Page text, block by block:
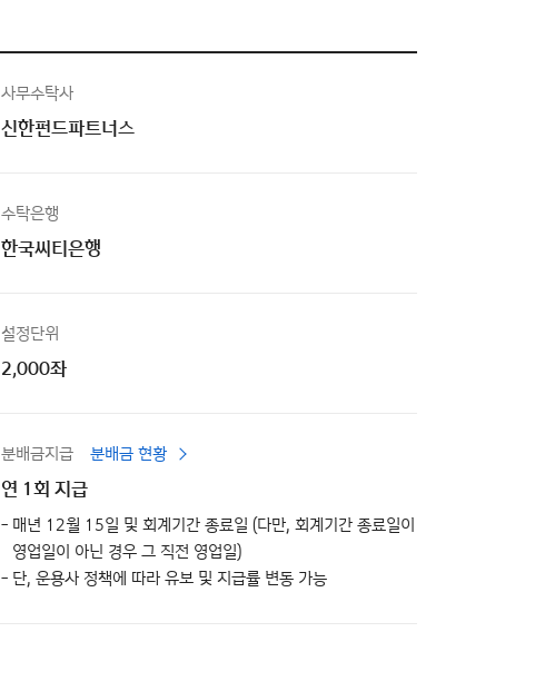
사무수탁사
신한펀드파트너스
수탁은행
한국씨티은행
설정단위
2,000좌
분배금지급 분배금 현황
연 1회 지급
- 매년 12월 15일 및 회계기간 종료일 (다만, 회계기간 종료일이
영업일이 아닌 경우 그 직전 영업일)
- 단, 운용사 정책에 따라 유보 및 지급률 변동 가능